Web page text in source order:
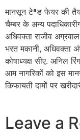
मानसून टेªड फेयर की
चैम्बर के अन्य
अधिवक्ता राजीव
भरत मकानी, अधिवक्ता
कोषाध्यक्ष सीए. अनिल
आम नागरिकों को इस
किफायती दामों पर
Leave a